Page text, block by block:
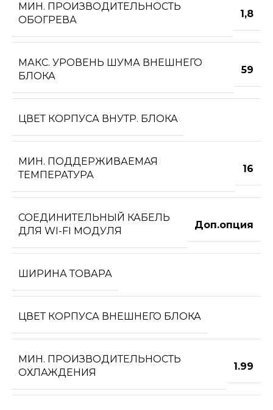
МИН. ПРОИЗВОДИТЕЛЬНОСТЬ
ОБОГРЕВА
1,8
МАКС. УРОВЕНЬ ШУМА ВНЕШНЕГО
БЛОКА
59
ЦВЕТ КОРПУСА ВНУТР. БЛОКА
МИН. ПОДДЕРЖИВАЕМАЯ
ТЕМПЕРАТУРА
16
СОЕДИНИТЕЛЬНЫЙ КАБЕЛЬ
ДЛЯ WI-FI МОДУЛЯ
Доп.опция
ШИРИНА ТОВАРА
ЦВЕТ КОРПУСА ВНЕШНЕГО БЛОКА
МИН. ПРОИЗВОДИТЕЛЬНОСТЬ
ОХЛАЖДЕНИЯ
1.99